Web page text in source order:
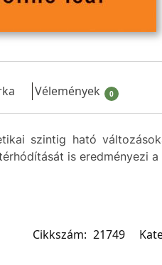
Vélemények 0
szintig ható
is eredményezi a
Cikkszám: 21749